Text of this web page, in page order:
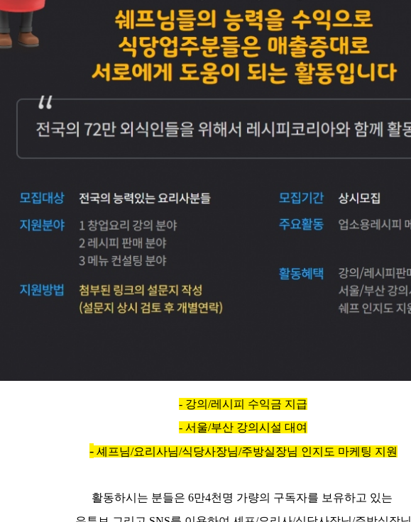
- 강의/레시피 수익금 지급
- 서울/부산 강의시설 대여
-셰프님/요리사님/식당사장님/주방실장님 인지도 마케팅 지원
활동하시는 분들은 6만4천명 가량의 구독자를 보유하고 있는